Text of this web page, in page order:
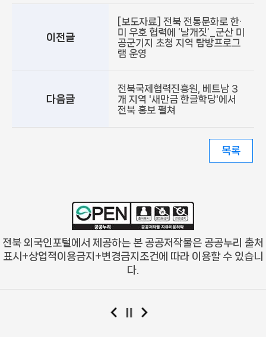
이전글
[보도자료] 전북 전통문화로 한·
미 우호 협력에 ‘날개짓’_군산 미
공군기지 초청 지역 탐방프로그
램 운영
다음글
전북국제협력진흥원, 베트남 3
개 지역 '새만금 한글학당'에서
전북 홍보 펼쳐
목록
전북 외국인포털에서 제공하는 본 공공저작물은 공공누리 출처
표시+상업적이용금지+변경금지 조건에 따라 이용할 수 있습니
다.